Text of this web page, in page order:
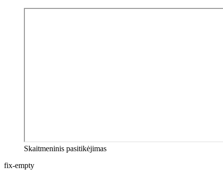
Skaitmeninis pasitikėjimas
fix-empty